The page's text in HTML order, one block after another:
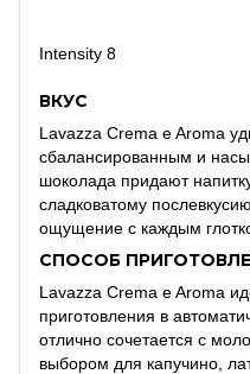
Intensity 8
ВКУС
Lavazza Crema e Aroma
сбалансированным и
шоколада придают
сладковатому
ощущение с каждым
СПОСОБ
Lavazza Crema e Aroma
приготовления в
отлично сочетается с
выбором для капучино,